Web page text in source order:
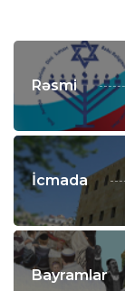
Rəsmi
İcmada
Bayramlar